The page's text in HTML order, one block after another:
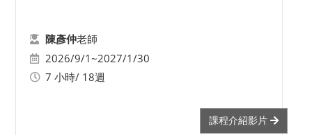
陳彥仲老師
2026/9/1~2027/1/30
7 小時/ 18週
課程介紹影片